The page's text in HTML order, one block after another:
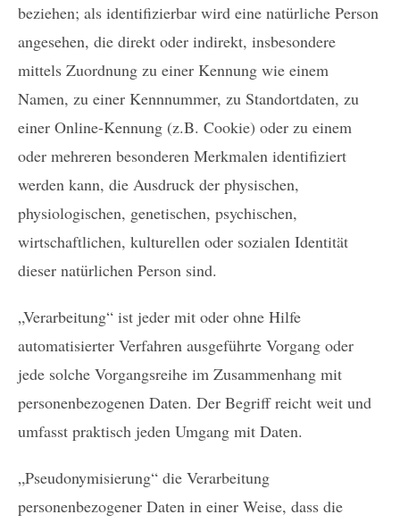
beziehen; als identifizierbar wird eine natürliche Person
angesehen, die direkt oder indirekt, insbesondere
mittels Zuordnung zu einer Kennung wie einem
Namen, zu einer Kennnummer, zu Standortdaten, zu
einer Online-Kennung (z.B. Cookie) oder zu einem
oder mehreren besonderen Merkmalen identifiziert
werden kann, die Ausdruck der physischen,
physiologischen, genetischen, psychischen,
wirtschaftlichen, kulturellen oder sozialen Identität
dieser natürlichen Person sind.
„Verarbeitung“ ist jeder mit oder ohne Hilfe
automatisierter Verfahren ausgeführte Vorgang oder
jede solche Vorgangsreihe im Zusammenhang mit
personenbezogenen Daten. Der Begriff reicht weit und
umfasst praktisch jeden Umgang mit Daten.
„Pseudonymisierung“ die Verarbeitung
personenbezogener Daten in einer Weise, dass die